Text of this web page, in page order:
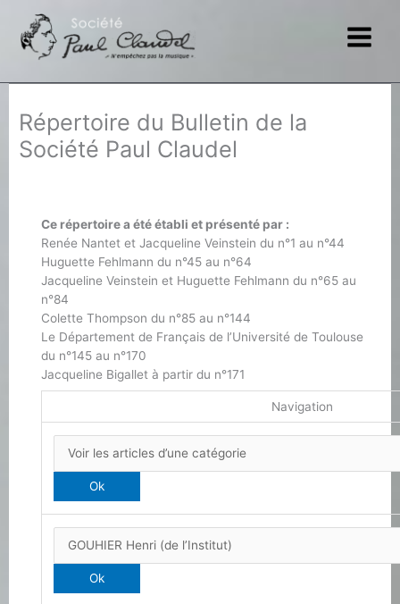
contenu
Répertoire du Bulletin de la
Société Paul Claudel
Ce répertoire a été établi et présenté par :
Renée Nantet et Jacqueline Veinstein du n°1 au n°44
Huguette Fehlmann du n°45 au n°64
Jacqueline Veinstein et Huguette Fehlmann du n°65 au
n°84
Colette Thompson du n°85 au n°144
Le Département de Français de l’Université de Toulouse
du n°145 au n°170
Jacqueline Bigallet à partir du n°171
Navigation